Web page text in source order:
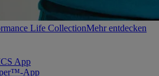
Life CollectionMehr entdecken
App
App